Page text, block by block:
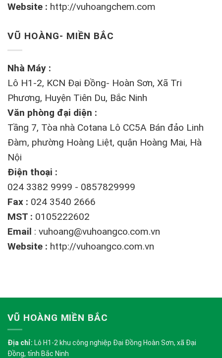
Website : http://vuhoangchem.com
VŨ HOÀNG- MIỀN BẮC
Nhà Máy :
Lô H1-2, KCN Đại Đồng- Hoàn Sơn, Xã Tri
Phương, Huyện Tiên Du, Bắc Ninh
Văn phòng đại diện :
Tầng 7, Tòa nhà Cotana Lô CC5A Bán đảo Linh
Đàm, phường Hoàng Liệt, quận Hoàng Mai, Hà
Nội
Điện thoại :
024 3382 9999 - 0857829999
Fax : 024 3540 2666
MST : 0105222602
Email : vuhoang@vuhoangco.com.vn
Website : http://vuhoangco.com.vn
VŨ HOÀNG MIỀN BẮC
Địa chỉ: Lô H1-2 khu công nghiệp Đại Đồng Hoàn Sơn, xã Đại
Đồng, tỉnh Bắc Ninh